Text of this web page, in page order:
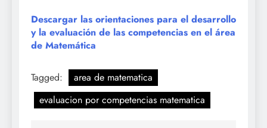
Descargar las orientaciones para el desarrollo
y la evaluación de las competencias en el área
de Matemática
Tagged:
area de matematica
evaluacion por competencias matematica